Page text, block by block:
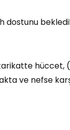
ve nefse